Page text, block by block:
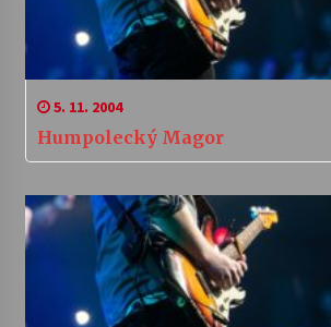
5. 11. 2004
Humpolecký Magor